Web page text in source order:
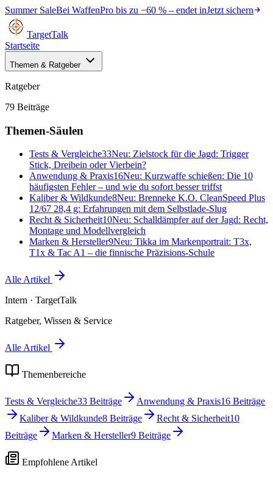
Summer SaleBei WaffenPro bis zu −60 % – endet inJetzt sichern
TargetTalk
Startseite
Themen & Ratgeber
Ratgeber
79 Beiträge
Themen-Säulen
Tests & Vergleiche33Neu: Zielstock für die Jagd: Trigger
Stick, Dreibein oder Vierbein?
Anwendung & Praxis16Neu: Kurzwaffe schießen: Die 10
häufigsten Fehler – und wie du sofort besser triffst
Kaliber & Wildkunde8Neu: Brenneke K.O. CleanSpeed Plus
12/67 28,4 g: Erfahrungen mit dem Selbstlade-Slug
Recht & Sicherheit10Neu: Schalldämpfer auf der Jagd: Recht,
Montage und Modellvergleich
Marken & Hersteller9Neu: Tikka im Markenportrait: T3x,
T1x & Tac A1 – die finnische Präzisions-Schule
Alle Artikel
Intern · TargetTalk
Ratgeber, Wissen & Service
Alle Artikel
Themenbereiche
Tests & Vergleiche33 Beiträge Anwendung & Praxis16 Beiträge
Kaliber & Wildkunde8 Beiträge Recht & Sicherheit10
Beiträge
Marken & Hersteller9 Beiträge
Empfohlene Artikel